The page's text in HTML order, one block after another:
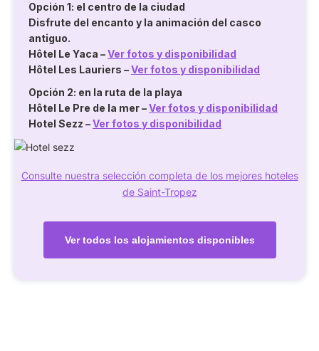
Opción 1: el centro de la ciudad
Disfrute del encanto y la animación del casco
antiguo.
Hôtel Le Yaca –Ver fotos y disponibilidad
Hôtel Les Lauriers –Ver fotos y disponibilidad
Opción 2: en la ruta de la playa
Hôtel Le Pre de la mer–Ver fotos y disponibilidad
Hotel Sezz –Ver fotos y disponibilidad
Consulte nuestra selección completa de los mejores hoteles
de Saint-Tropez
Ver todos los alojamientos disponibles